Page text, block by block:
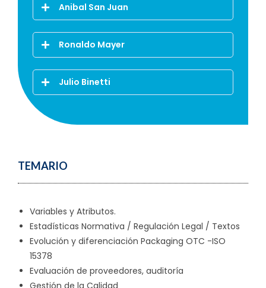
Anibal San Juan
Ronaldo Mayer
Julio Binetti
TEMARIO
Variables y Atributos.
Estadísticas Normativa / Regulación Legal / Textos
Evolución y diferenciación Packaging OTC -ISO
15378
Evaluación de proveedores, auditoría
Gestión de la Calidad